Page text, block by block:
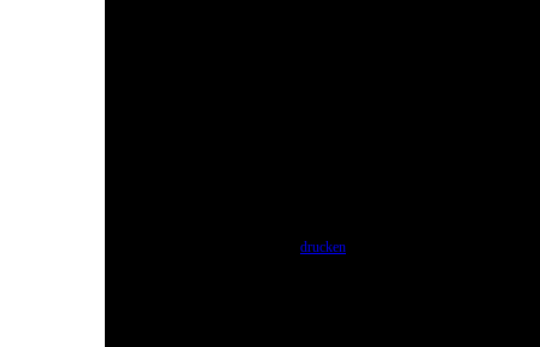
drucken